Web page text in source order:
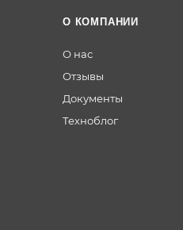
О КОМПАНИИ
О нас
Отзывы
Документы
Техноблог